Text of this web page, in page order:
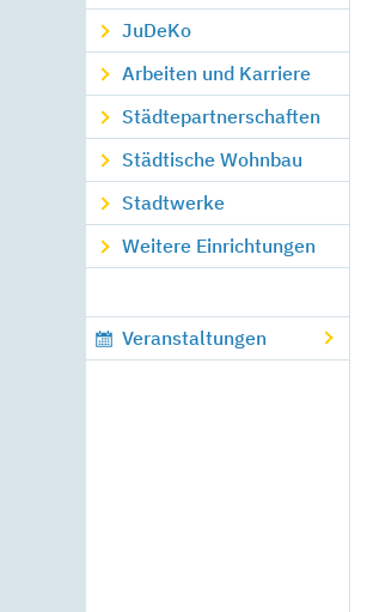
JuDeKo
Arbeiten und Karriere
Städtepartnerschaften
Städtische Wohnbau
Stadtwerke
Weitere Einrichtungen
Veranstaltungen